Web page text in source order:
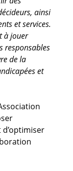
ainsi
et services.
à jouer
responsables
de la
et
d’optimiser